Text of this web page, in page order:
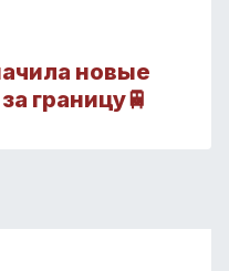
новые
границу🚆